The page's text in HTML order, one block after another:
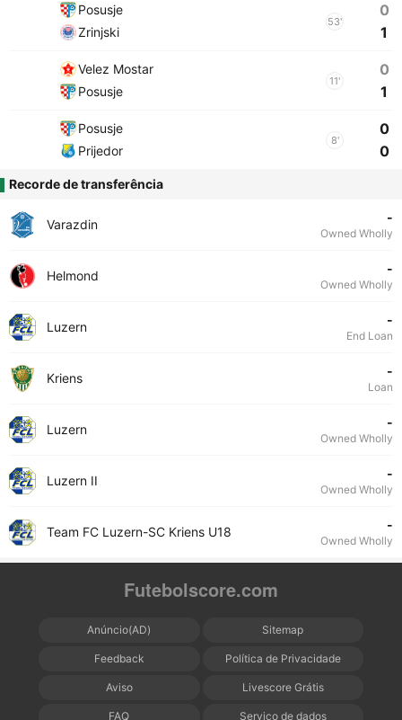
Posusje
Zrinjski
53'
0
1
Velez Mostar
Posusje
11'
0
1
Posusje
Prijedor
8'
0
0
Recorde de transferência
Varazdin -
Owned Wholly
Helmond -
Owned Wholly
Luzern -
End Loan
Kriens -
Loan
Luzern -
Owned Wholly
Luzern II -
Owned Wholly
Team FC Luzern-SC Kriens U18 -
Owned Wholly
Futebolscore.com
Anúncio(AD) Sitemap
Feedback Política de Privacidade
Aviso Livescore Grátis
FAQ Serviço de dados